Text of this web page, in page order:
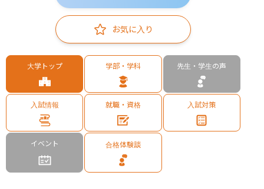
お気に入り
大学トップ 学部・学科 先生・学生の声
入試情報 就職・資格 入試対策
イベント 合格体験談